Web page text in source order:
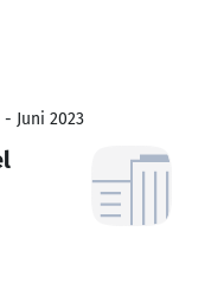
- Juni 2023